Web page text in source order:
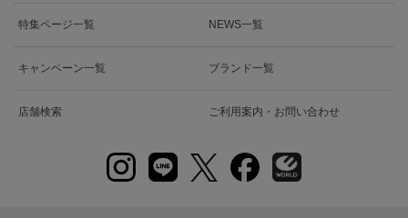
特集ページ一覧 NEWS一覧
キャンペーン一覧 ブランド一覧
店舗検索 ご利用案内・お問い合わせ